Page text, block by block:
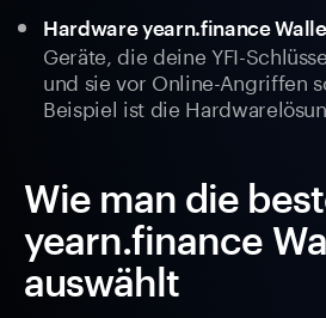
Hardware yearn.finance
Geräte, die deine YFI-
und sie vor Online-Angriffen
Beispiel ist die
Wie man die
yearn.finance
auswählt